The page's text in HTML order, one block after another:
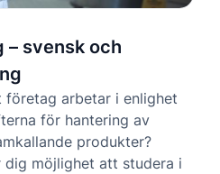
svensk och
arbetar i enlighet
för hantering av
produkter?
dig möjlighet att studera i